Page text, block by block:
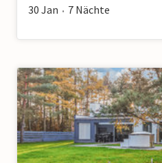
30 Jan • 7 Nächte